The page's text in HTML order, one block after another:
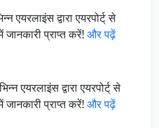
एयरलाइंस द्वारा एयरपोर्ट् से
प्राप्त करें! और पढ़ें
एयरलाइंस द्वारा एयरपोर्ट् से
प्राप्त करें! और पढ़ें